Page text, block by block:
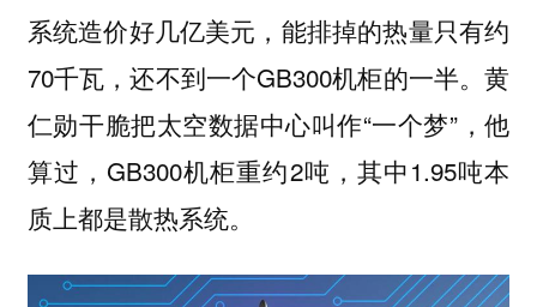
系统造价好几亿美元，能排掉的热量只有约
70千瓦，还不到一个GB300机柜的一半。黄
仁勋干脆把太空数据中心叫作“一个梦”，他
算过，GB300机柜重约2吨，其中1.95吨本
质上都是散热系统。